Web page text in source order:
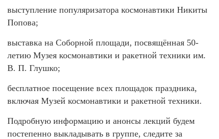
выступление популяризатора космонавтики Никиты
Попова;
выставка на Соборной площади, посвящённая 50-
летию Музея космонавтики и ракетной техники им.
В. П. Глушко;
бесплатное посещение всех площадок праздника,
включая Музей космонавтики и ракетной техники.
Подробную информацию и анонсы лекций будем
постепенно выкладывать в группе, следите за